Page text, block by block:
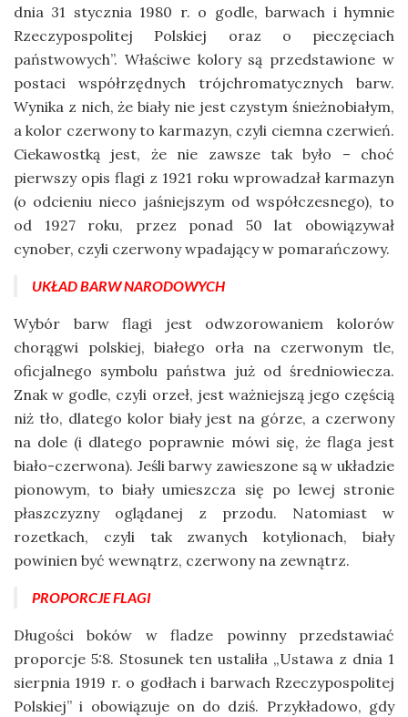
dnia 31 stycznia 1980 r. o godle, barwach i hymnie
Rzeczypospolitej Polskiej oraz o pieczęciach
państwowych”. Właściwe kolory są przedstawione w
postaci współrzędnych trójchromatycznych barw.
Wynika z nich, że biały nie jest czystym śnieżnobiałym,
a kolor czerwony to karmazyn, czyli ciemna czerwień.
Ciekawostką jest, że nie zawsze tak było – choć
pierwszy opis flagi z 1921 roku wprowadzał karmazyn
(o odcieniu nieco jaśniejszym od współczesnego), to
od 1927 roku, przez ponad 50 lat obowiązywał
cynober, czyli czerwony wpadający w pomarańczowy.
UKŁAD BARW NARODOWYCH
Wybór barw flagi jest odwzorowaniem kolorów
chorągwi polskiej, białego orła na czerwonym tle,
oficjalnego symbolu państwa już od średniowiecza.
Znak w godle, czyli orzeł, jest ważniejszą jego częścią
niż tło, dlatego kolor biały jest na górze, a czerwony
na dole (i dlatego poprawnie mówi się, że flaga jest
biało-czerwona). Jeśli barwy zawieszone są w układzie
pionowym, to biały umieszcza się po lewej stronie
płaszczyzny oglądanej z przodu. Natomiast w
rozetkach, czyli tak zwanych kotylionach, biały
powinien być wewnątrz, czerwony na zewnątrz.
PROPORCJE FLAGI
Długości boków w fladze powinny przedstawiać
proporcje 5:8. Stosunek ten ustaliła „Ustawa z dnia 1
sierpnia 1919 r. o godłach i barwach Rzeczypospolitej
Polskiej” i obowiązuje on do dziś. Przykładowo, gdy